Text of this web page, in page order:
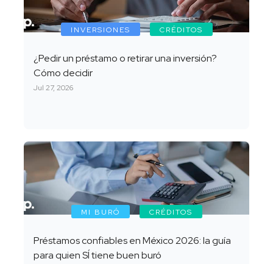
INVERSIONES CRÉDITOS
¿Pedir un préstamo o retirar una inversión?
Cómo decidir
Jul 27, 2026
MI BURÓ CRÉDITOS
Préstamos confiables en México 2026: la guía
para quien SÍ tiene buen buró